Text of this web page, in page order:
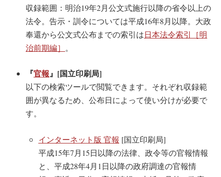
収録範囲：明治19年2月公文式施行以降の省令以上の
法令。告示・訓令については平成16年8月以降。大政
奉還から公文式公布までの索引は日本法令索引［明
治前期編］ 。
『官報』[国立印刷局]
以下の検索ツールで閲覧できます。それぞれ収録範
囲が異なるため、公布日によって使い分けが必要で
す。
インターネット版 官報 [国立印刷局]
平成15年7月15日以降の法律、政令等の官報情報
と、平成28年4月1日以降の政府調達の官報情